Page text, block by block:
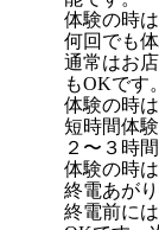
体験の時
何回でも
通常はお
もOKです
体験の時
短時間体
２〜３時
体験の時
終電あが
終電前に